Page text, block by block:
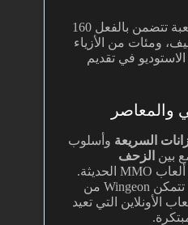
وبحسب فريق التطوير، فإن اللعبة تتضمن بالفعل 160
و200 حيوان أليف، ومئات من الأزياء
في تقديم
والمعاصر
السريعة وأسلوب
بين الزحف
وروح ألعاب MMO الحديثة.
وإذا نجح هذا الاختبار الأول، فقد تتمكن Wingeon من
الأونلاين التي تعيد